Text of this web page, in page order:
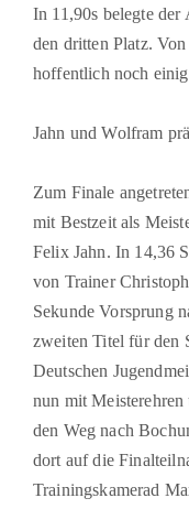
In 11,90s belegte
den dritten Platz.
hoffentlich noch
Jahn und Wolfram
Zum Finale
mit Bestzeit als
Felix Jahn. In 14,36
von Trainer
Sekunde Vorsprung
zweiten Titel für den
Deutschen
nun mit
den Weg nach
dort auf die
Trainingskamerad